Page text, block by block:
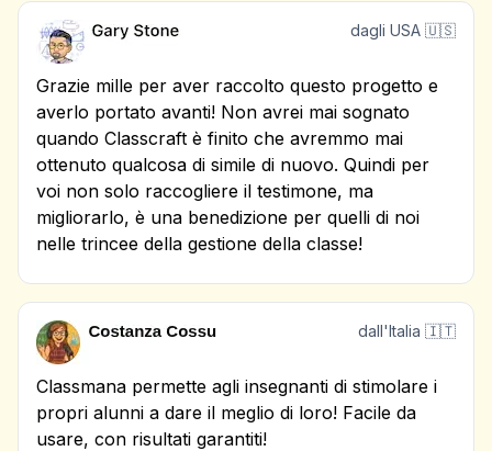
dagli USA 🇺🇸
Grazie mille per aver raccolto questo progetto e
averlo portato avanti! Non avrei mai sognato
quando Classcraft è finito che avremmo mai
ottenuto qualcosa di simile di nuovo. Quindi per
voi non solo raccogliere il testimone, ma
migliorarlo, è una benedizione per quelli di noi
nelle trincee della gestione della classe!
dall'Italia 🇮🇹
Classmana permette agli insegnanti di stimolare i
propri alunni a dare il meglio di loro! Facile da
usare, con risultati garantiti!